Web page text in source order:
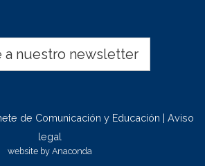
a nuestro newsletter
de Comunicación y Educación | Aviso
legal
website by Anaconda